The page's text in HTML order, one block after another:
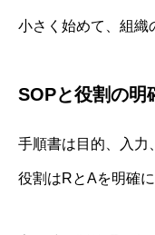
小さく始めて、組織
SOPと役割の明
手順書は目的、入力
役割はRとAを明確